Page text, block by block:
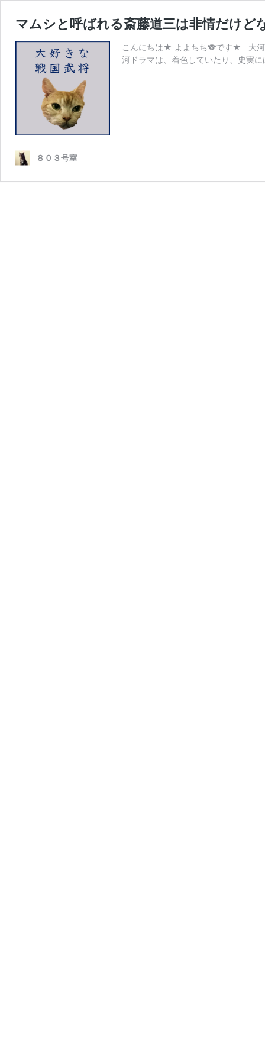
マムシと呼ばれる斎藤道三は非情だけ
こんにちは★ よよちち🐨です★ 大河
河ドラマは、着色していたり、史実
８０３号室